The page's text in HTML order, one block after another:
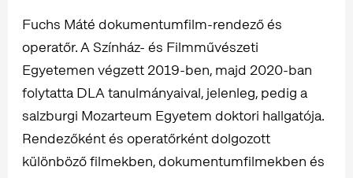
Fuchs Máté dokumentumfilm-rendező és
operatőr. A Színház- és Filmművészeti
Egyetemen végzett 2019-ben, majd 2020-ban
folytatta DLA tanulmányaival, jelenleg, pedig a
salzburgi Mozarteum Egyetem doktori hallgatója.
Rendezőként és operatőrként dolgozott
különböző filmekben, dokumentumfilmekben és